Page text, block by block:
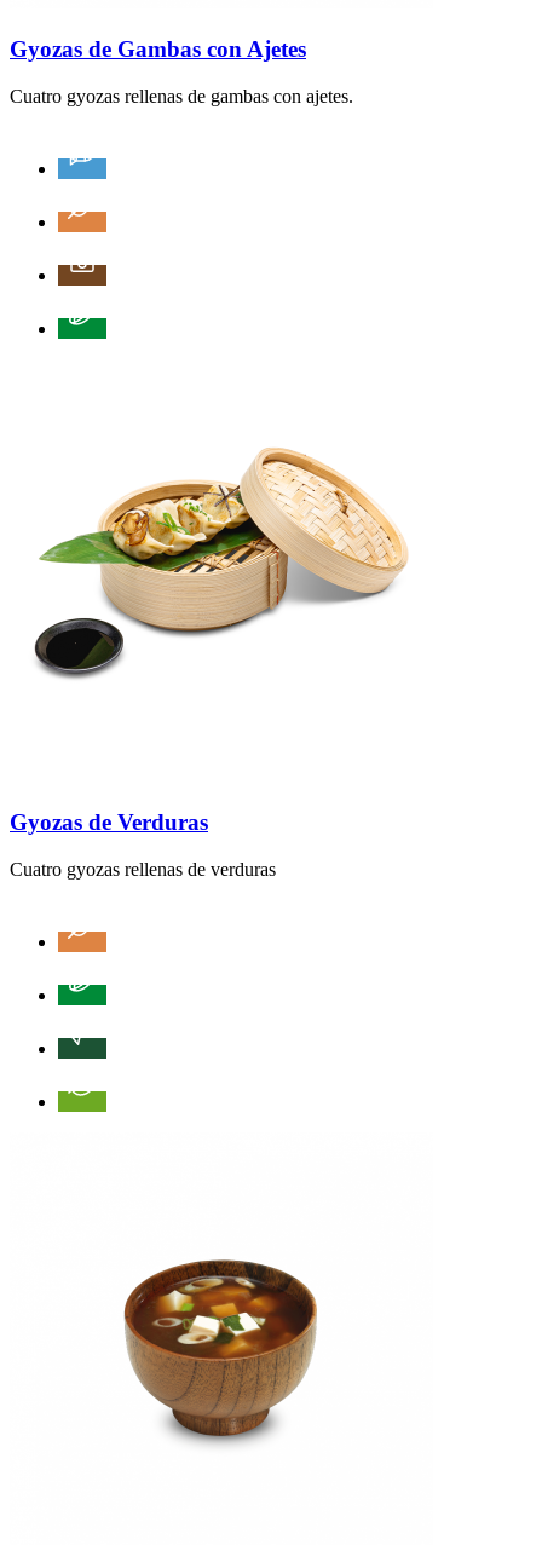
Gyozas de Gambas con Ajetes
Cuatro gyozas rellenas de gambas con ajetes.
Gyozas de Verduras
Cuatro gyozas rellenas de verduras